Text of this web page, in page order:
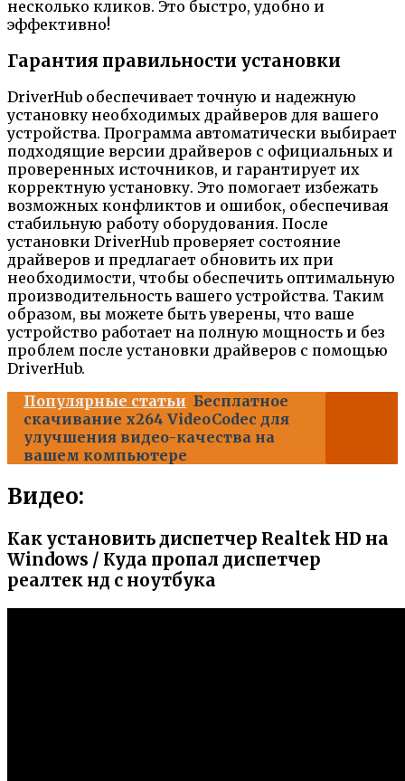
несколько кликов. Это быстро, удобно и
эффективно!
Гарантия правильности установки
DriverHub обеспечивает точную и надежную
установку необходимых драйверов для вашего
устройства. Программа автоматически выбирает
подходящие версии драйверов с официальных и
проверенных источников, и гарантирует их
корректную установку. Это помогает избежать
возможных конфликтов и ошибок, обеспечивая
стабильную работу оборудования. После
установки DriverHub проверяет состояние
драйверов и предлагает обновить их при
необходимости, чтобы обеспечить оптимальную
производительность вашего устройства. Таким
образом, вы можете быть уверены, что ваше
устройство работает на полную мощность и без
проблем после установки драйверов с помощью
DriverHub.
Популярные статьи Бесплатное
скачивание x264 VideoCodec для
улучшения видео-качества на
вашем компьютере
Видео:
Как установить диспетчер Realtek HD на
Windows / Куда пропал диспетчер
реалтек нд с ноутбука